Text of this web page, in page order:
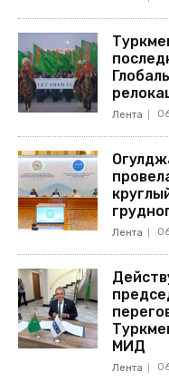
Лента
Лента
МИД
Лента